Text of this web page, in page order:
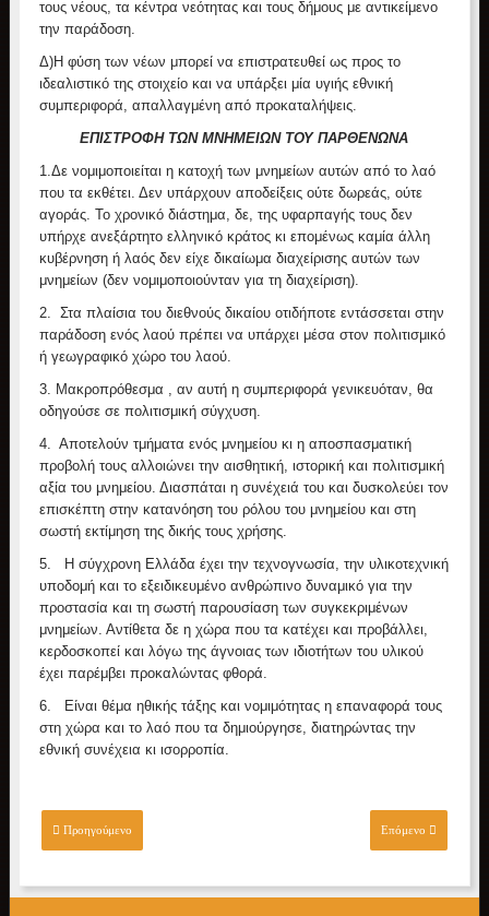
τους νέους, τα κέντρα νεότητας και τους δήμους με αντικείμενο
την παράδοση.
Δ)Η φύση των νέων μπορεί να επιστρατευθεί ως προς το
ιδεαλιστικό της στοιχείο και να υπάρξει μία υγιής εθνική
συμπεριφορά, απαλλαγμένη από προκαταλήψεις.
ΕΠΙΣΤΡΟΦΗ ΤΩΝ ΜΝΗΜΕΙΩΝ ΤΟΥ ΠΑΡΘΕΝΩΝΑ
1.Δε νομιμοποιείται η κατοχή των μνημείων αυτών από το λαό
που τα εκθέτει. Δεν υπάρχουν αποδείξεις ούτε δωρεάς, ούτε
αγοράς. Το χρονικό διάστημα, δε, της υφαρπαγής τους δεν
υπήρχε ανεξάρτητο ελληνικό κράτος κι επομένως καμία άλλη
κυβέρνηση ή λαός δεν είχε δικαίωμα διαχείρισης αυτών των
μνημείων (δεν νομιμοποιούνταν για τη διαχείριση).
2. Στα πλαίσια του διεθνούς δικαίου οτιδήποτε εντάσσεται στην
παράδοση ενός λαού πρέπει να υπάρχει μέσα στον πολιτισμικό
ή γεωγραφικό χώρο του λαού.
3. Μακροπρόθεσμα , αν αυτή η συμπεριφορά γενικευόταν, θα
οδηγούσε σε πολιτισμική σύγχυση.
4. Αποτελούν τμήματα ενός μνημείου κι η αποσπασματική
προβολή τους αλλοιώνει την αισθητική, ιστορική και πολιτισμική
αξία του μνημείου. Διασπάται η συνέχειά του και δυσκολεύει τον
επισκέπτη στην κατανόηση του ρόλου του μνημείου και στη
σωστή εκτίμηση της δικής τους χρήσης.
5.
Η σύγχρονη Ελλάδα έχει την τεχνογνωσία, την υλικοτεχνική
υποδομή και το εξειδικευμένο ανθρώπινο δυναμικό για την
προστασία και τη σωστή παρουσίαση των συγκεκριμένων
μνημείων. Αντίθετα δε η χώρα που τα κατέχει και προβάλλει,
κερδοσκοπεί και λόγω της άγνοιας των ιδιοτήτων του υλικού
έχει παρέμβει προκαλώντας φθορά.
6.
Είναι θέμα ηθικής τάξης και νομιμότητας η επαναφορά τους
στη χώρα και το λαό που τα δημιούργησε, διατηρώντας την
εθνική συνέχεια κι ισορροπία.
Προηγούμενο Επόμενο